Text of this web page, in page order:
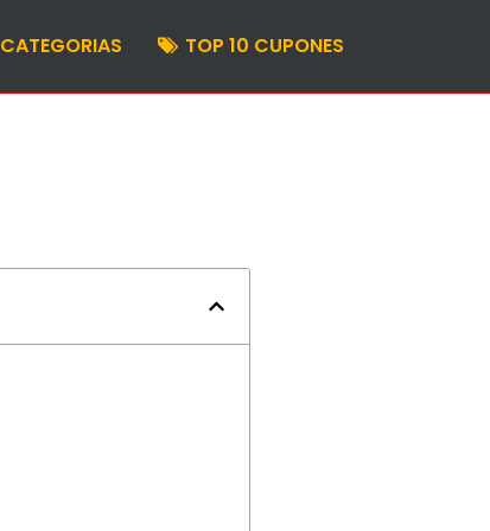
CATEGORIAS TOP 10 CUPONES